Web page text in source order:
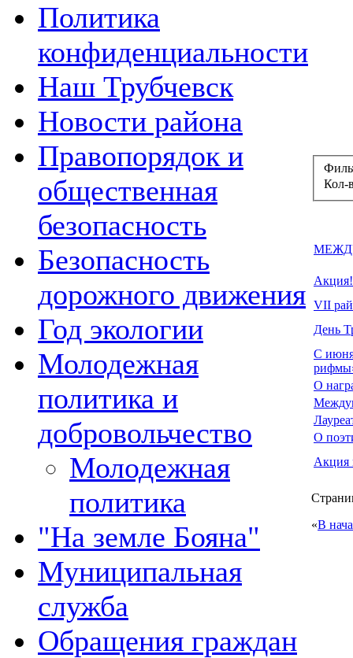
Политика
конфиденциальности
Наш Трубчевск
Новости района
Правопорядок и
общественная
безопасность
Безопасность
дорожного движения
Год экологии
Молодежная
политика и
добровольчество
Молодежная
политика
"На земле Бояна"
Муниципальная
служба
Обращения граждан
Кол-
Акция!
VII
День
С июня
О
О
Акция
«В